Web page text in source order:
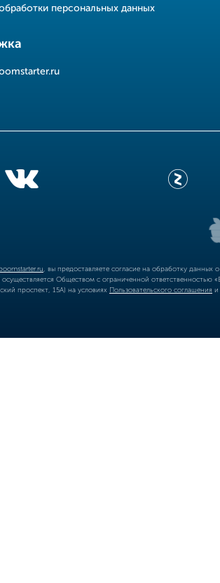
персональных данных
boomstarter.ru , вы предоставляете согласие на обработку
осуществляется Обществом с ограниченной
проспект, 15А) на условиях Пользовательского соглашения и